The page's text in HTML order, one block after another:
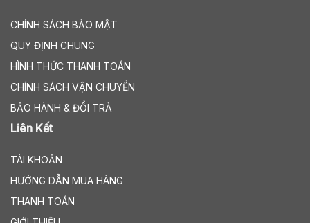
CHÍNH SÁCH BẢO MẬT
QUY ĐỊNH CHUNG
HÌNH THỨC THANH TOÁN
CHÍNH SÁCH VẬN CHUYỂN
BẢO HÀNH & ĐỔI TRẢ
Liên Kết
TÀI KHOẢN
HƯỚNG DẪN MUA HÀNG
THANH TOÁN